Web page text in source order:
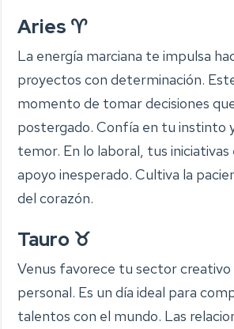
Aries ♈
La energía marciana te impulsa
proyectos con determinación.
momento de tomar decisiones
postergado. Confía en tu instinto
temor. En lo laboral, tus
apoyo inesperado. Cultiva la
del corazón.
Tauro ♉
Venus favorece tu sector creativo
personal. Es un día ideal para
talentos con el mundo. Las